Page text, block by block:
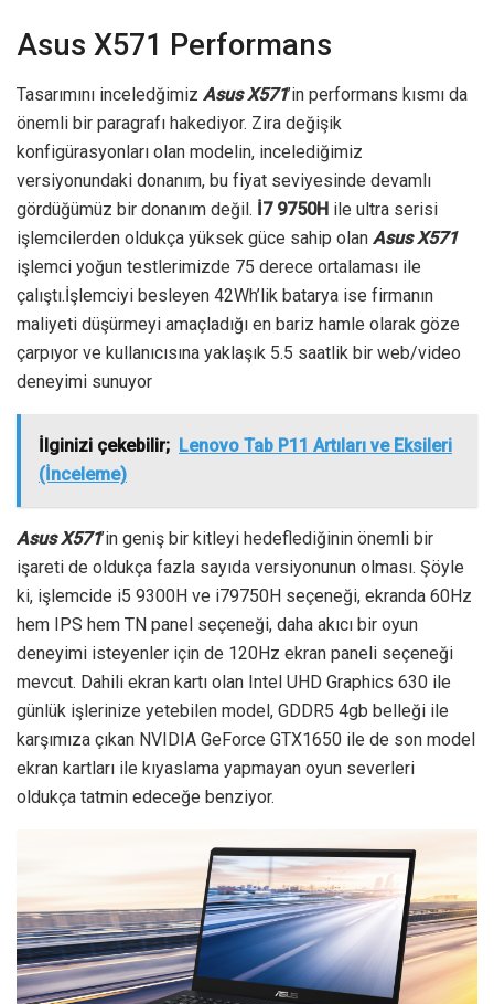
Asus X571 Performans
Tasarımını inceledğimiz Asus X571’in performans kısmı da
önemli bir paragrafı hakediyor. Zira değişik
konfigürasyonları olan modelin, incelediğimiz
versiyonundaki donanım, bu fiyat seviyesinde devamlı
gördüğümüz bir donanım değil. İ7 9750H ile ultra serisi
işlemcilerden oldukça yüksek güce sahip olan Asus X571
işlemci yoğun testlerimizde 75 derece ortalaması ile
çalıştı.İşlemciyi besleyen 42Wh’lik batarya ise firmanın
maliyeti düşürmeyi amaçladığı en bariz hamle olarak göze
çarpıyor ve kullanıcısına yaklaşık 5.5 saatlik bir web/video
deneyimi sunuyor
İlginizi çekebilir; Lenovo Tab P11 Artıları ve Eksileri
(İnceleme)
Asus X571’in geniş bir kitleyi hedeflediğinin önemli bir
işareti de oldukça fazla sayıda versiyonunun olması. Şöyle
ki, işlemcide i5 9300H ve i79750H seçeneği, ekranda 60Hz
hem IPS hem TN panel seçeneği, daha akıcı bir oyun
deneyimi isteyenler için de 120Hz ekran paneli seçeneği
mevcut. Dahili ekran kartı olan Intel UHD Graphics 630 ile
günlük işlerinize yetebilen model, GDDR5 4gb belleği ile
karşımıza çıkan NVIDIA GeForce GTX1650 ile de son model
ekran kartları ile kıyaslama yapmayan oyun severleri
oldukça tatmin edeceğe benziyor.